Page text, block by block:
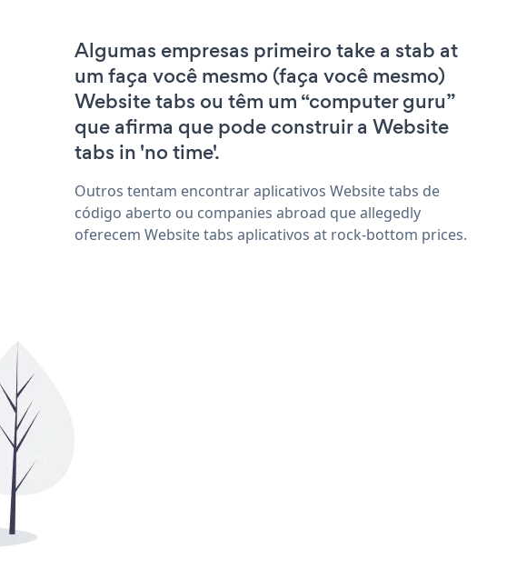
Algumas empresas primeiro take a stab at
um faça você mesmo (faça você mesmo)
Website tabs ou têm um “computer guru”
que afirma que pode construir a Website
tabs in 'no time'.
Outros tentam encontrar aplicativos Website tabs de
código aberto ou companies abroad que allegedly
oferecem Website tabs aplicativos at rock-bottom prices.